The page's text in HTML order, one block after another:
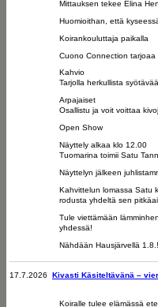
Mittauksen tekee Elina
Huomioithan, että
Koirankouluttaja paikalla
Cuono Connection
Kahvio
Tarjolla herkullista
Arpajaiset
Osallistu ja voit voittaa
Open Show
Näyttely alkaa klo 12.00
Tuomarina toimii Satu
Näyttelyn jälkeen
Kahvittelun lomassa Satu
rodusta yhdeltä sen
Tule viettämään
yhdessä!
Nähdään Hausjärvellä 1.8.!
17.7.2026 Kivasti Käsiteltävänä –
Koiralle tulee elämässä